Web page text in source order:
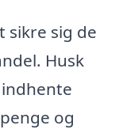
sig de
Husk
og